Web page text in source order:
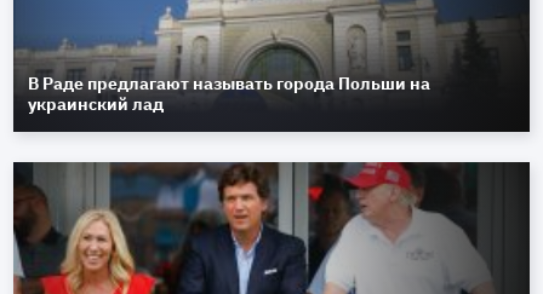
В Раде предлагают называть города Польши на
украинский лад